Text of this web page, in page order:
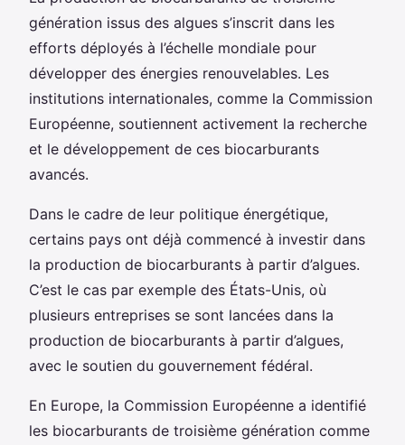
génération issus des algues s’inscrit dans les
efforts déployés à l’échelle mondiale pour
développer des énergies renouvelables. Les
institutions internationales, comme la Commission
Européenne, soutiennent activement la recherche
et le développement de ces biocarburants
avancés.
Dans le cadre de leur politique énergétique,
certains pays ont déjà commencé à investir dans
la production de biocarburants à partir d’algues.
C’est le cas par exemple des États-Unis, où
plusieurs entreprises se sont lancées dans la
production de biocarburants à partir d’algues,
avec le soutien du gouvernement fédéral.
En Europe, la Commission Européenne a identifié
les biocarburants de troisième génération comme